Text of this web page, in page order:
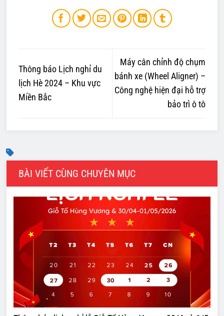
Thông báo Lịch nghỉ du
lịch Hè 2024 – Khu vực
Miền Bắc
Máy cân chỉnh độ chụm
bánh xe (Wheel Aligner) –
Công nghệ hiện đại hỗ trợ
bảo trì ô tô
BÀI VIẾT CÙNG CHUYÊN MỤC